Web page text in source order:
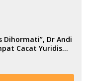
Dihormati”, Dr Andi
Cacat Yuridis